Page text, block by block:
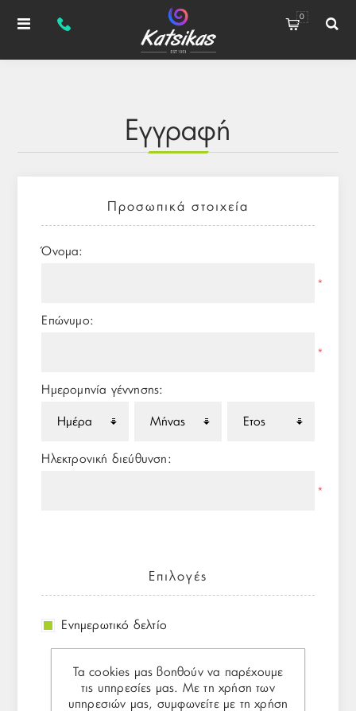
0
Εγγραφή
Προσωπικά στοιχεία
Όνομα:
*
Επώνυμο:
*
Ημερομηνία γέννησης:
Ηλεκτρονική διεύθυνση:
*
Επιλογές
Ενημερωτικό δελτίο
Ο κωδικός πρόσβασης
Τα cookies μας βοηθούν να παρέχουμε
τις υπηρεσίες μας. Με τη χρήση των
υπηρεσιών μας, συμφωνείτε με τη χρήση